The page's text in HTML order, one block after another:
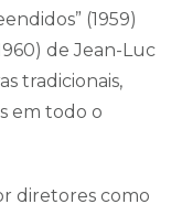
(1959)
de Jean-Luc
tradicionais,
em todo o
diretores como